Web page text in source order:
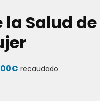
la Salud de
recaudado